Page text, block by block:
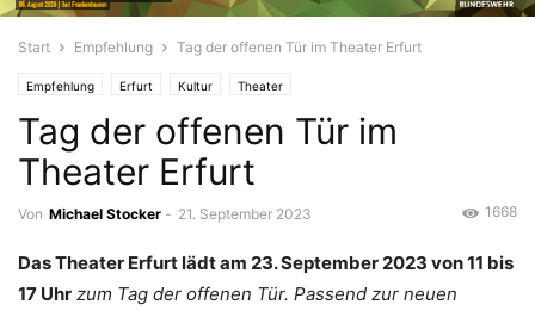
Start Empfehlung Tag der offenen Tür im Theater Erfurt
Empfehlung Erfurt Kultur Theater
Tag der offenen Tür im
Theater Erfurt
Von Michael Stocker - 21. September 2023 1668
Das Theater Erfurt lädt am 23. September 2023 von 11 bis
17 Uhr zum Tag der offenen Tür. Passend zur neuen